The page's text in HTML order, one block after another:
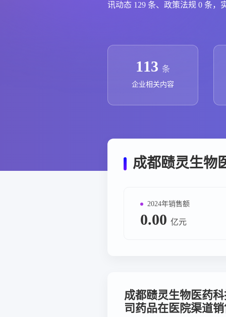
时讯
政策法规
药品生产企业
讯动态 129 条、政策法规 0 条
113 条
企业相关内容
成都赜灵生物
2024年销售额
0.00 亿元
成都赜灵生物医药
司药品在医院渠道